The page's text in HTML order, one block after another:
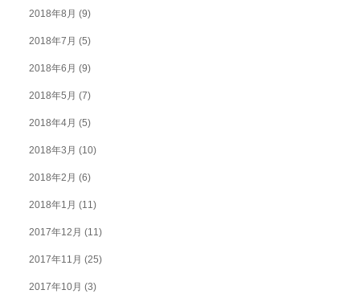
2018年8月 (9)
2018年7月 (5)
2018年6月 (9)
2018年5月 (7)
2018年4月 (5)
2018年3月 (10)
2018年2月 (6)
2018年1月 (11)
2017年12月 (11)
2017年11月 (25)
2017年10月 (3)